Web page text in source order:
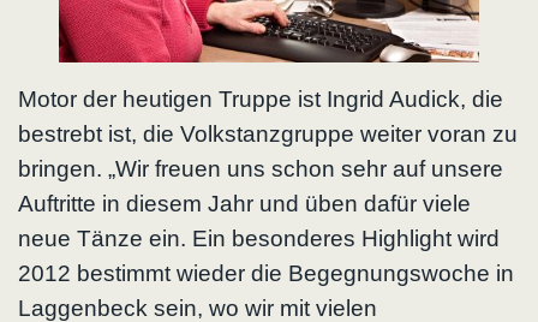
Motor der heutigen Truppe ist Ingrid Audick, die
bestrebt ist, die Volkstanzgruppe weiter voran zu
bringen. „Wir freuen uns schon sehr auf unsere
Auftritte in diesem Jahr und üben dafür viele
neue Tänze ein. Ein besonderes Highlight wird
2012 bestimmt wieder die Begegnungswoche in
Laggenbeck sein, wo wir mit vielen